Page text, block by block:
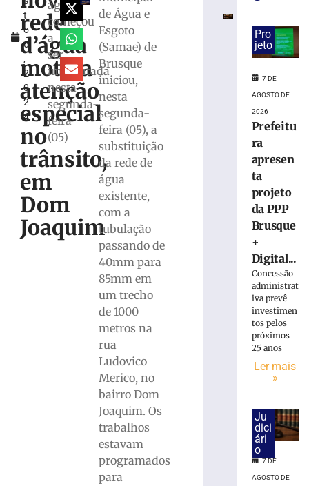
t
o
6
,
2
0
2
4
rede
d’água
motiva
atenção
especial
no
trânsito,
em
Dom
Joaquim
água
começou
a
ser
implantada
nesta
segunda-
feira
(05)
de Água e
Esgoto
(Samae) de
Brusque
iniciou,
nesta
segunda-
feira (05), a
substituição
da rede de
água
existente,
com a
tubulação
passando de
40mm para
85mm em
um trecho
de 1000
metros na
rua
Ludovico
Merico, no
bairro Dom
Joaquim. Os
trabalhos
estavam
programados
para
PPP
Brusque
Digital
modernização
infraestrutura
urbana
Trecho
Avenida
Carlos
Gracher
interdição
sexta-
Pro
jeto
7 DE
AGOSTO DE
2026
Prefeitu
ra
apresen
ta
projeto
da PPP
Brusque
+
Digital...
Concessão
administrat
iva prevê
investimen
tos pelos
próximos
25 anos
Ler mais
»
Ju
dici
ári
o
7 DE
AGOSTO DE